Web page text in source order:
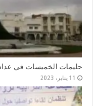
حليمات الخميسات في
11 يناير، 2023